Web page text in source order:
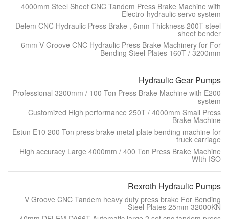
4000mm Steel Sheet CNC Tandem Press Brake Machine with
Electro-hydraulic servo system
Delem CNC Hydraulic Press Brake , 6mm Thickness 200T steel
sheet bender
6mm V Groove CNC Hydraulic Press Brake Machinery for For
Bending Steel Plates 160T / 3200mm
Hydraulic Gear Pumps
Professional 3200mm / 100 Ton Press Brake Machine with E200
system
Customized High performance 250T / 4000mm Small Press
Brake Machine
Estun E10 200 Ton press brake metal plate bending machine for
truck carriage
High accuracy Large 4000mm / 400 Ton Press Brake Machine
WIth ISO
Rexroth Hydraulic Pumps
V Groove CNC Tandem heavy duty press brake For Bending
Steel Plates 25mm 32000KN